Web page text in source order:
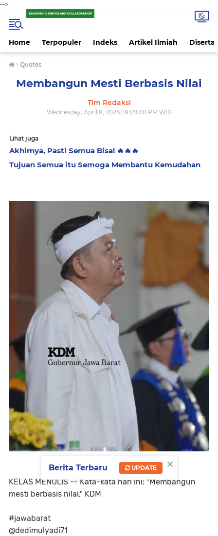
-->
Home Terpopuler Indeks Artikel Ilmiah
› Quotes
Membangun Mesti Berbasis Nilai
Tim Redaksi
Wednesday, April 8, 2026 | 8:09:00 PM WIB
Lihat juga
Akhirnya, Pasti Semua Bisa! 🔥🔥🔥
Tujuan Semua itu Semoga Membantu Kemudahan
KELAS MENULIS -- Kata-kata hari ini: "Membangun
mesti berbasis nilai," KDM
#jawabarat
@dedimulyadi71
×
Berita Terbaru UPDATE